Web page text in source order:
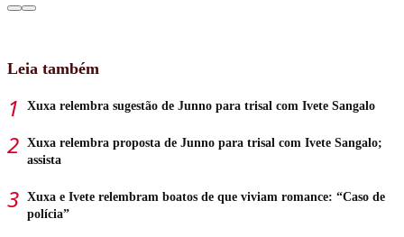
Leia também
Xuxa relembra sugestão de Junno para trisal com Ivete Sangalo
Xuxa relembra proposta de Junno para trisal com Ivete Sangalo;
assista
Xuxa e Ivete relembram boatos de que viviam romance: “Caso de
polícia”